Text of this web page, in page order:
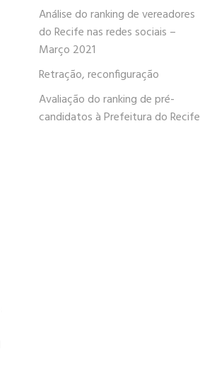
Análise do ranking de vereadores
do Recife nas redes sociais –
Março 2021
Retração, reconfiguração
Avaliação do ranking de pré-
candidatos à Prefeitura do Recife